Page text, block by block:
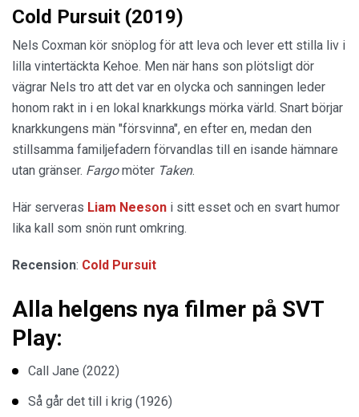
Cold Pursuit (2019)
Nels Coxman kör snöplog för att leva och lever ett stilla liv i
lilla vintertäckta Kehoe. Men när hans son plötsligt dör
vägrar Nels tro att det var en olycka och sanningen leder
honom rakt in i en lokal knarkkungs mörka värld. Snart börjar
knarkkungens män "försvinna", en efter en, medan den
stillsamma familjefadern förvandlas till en isande hämnare
utan gränser. Fargomöter Taken.
Här serveras Liam Neeson i sitt esset och en svart humor
lika kall som snön runt omkring.
Recension: Cold Pursuit
Alla helgens nya filmer på SVT
Play:
Call Jane (2022)
Så går det till i krig (1926)